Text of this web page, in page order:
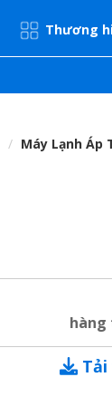
Thương
Máy Lạnh Áp
hàng